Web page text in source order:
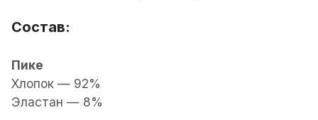
Состав:
Пике
Хлопок — 92%
Эластан — 8%